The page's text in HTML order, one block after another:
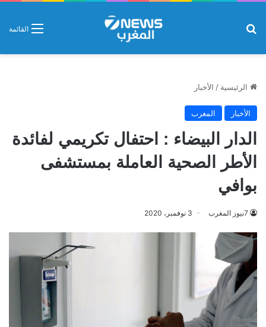
القائمة
الرئيسية / الأخبار
الأخبار المغرب
الدار البيضاء : احتفال تكريمي لفائدة
الأطر الصحية العاملة بمستشفى
بوافي
7نيوز المغرب 3 نوفمبر، 2020